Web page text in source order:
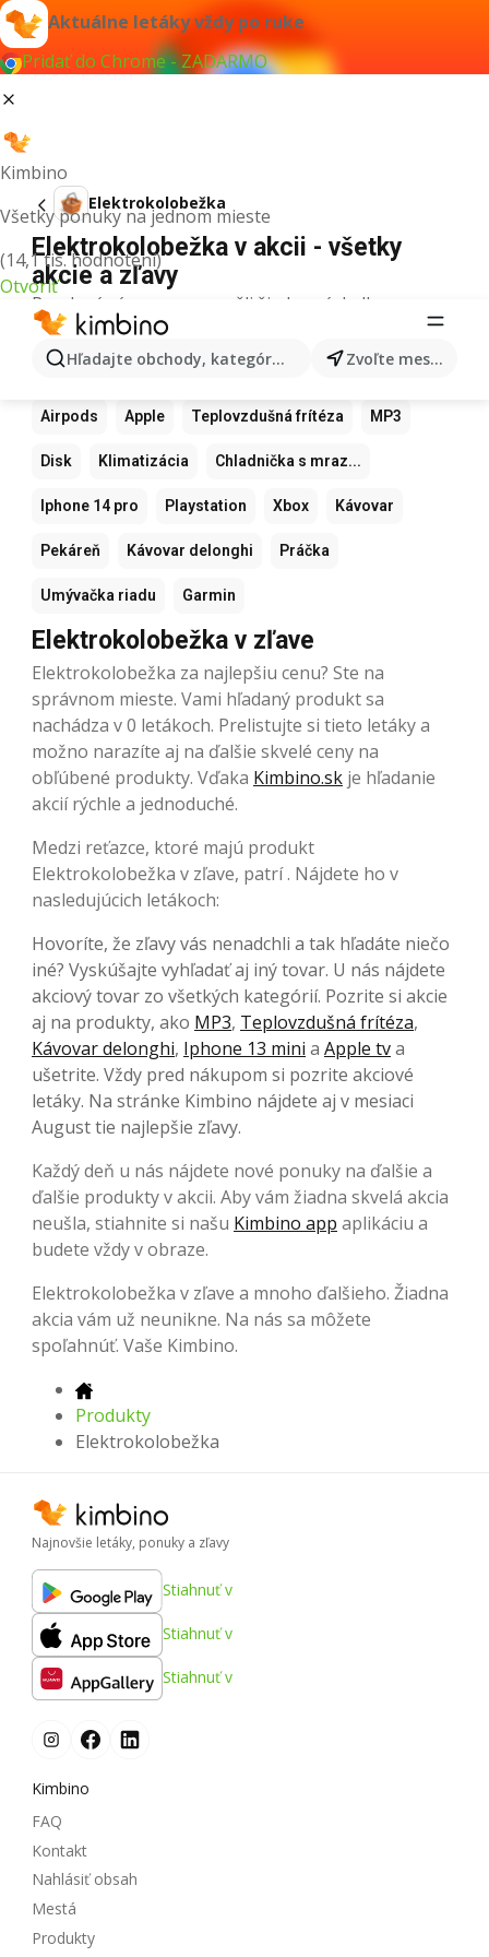
Aktuálne letáky vždy po ruke
Pridať do Chrome - ZADARMO
Kimbino
Všetky ponuky na jednom mieste
(14,1 tis. hodnotení)
Otvoriť
Hľadajte obchody, kategórie, produkty... Zvoľte mesto
Elektrokolobežka
Elektrokolobežka v akcii - všetky
akcie a zľavy
Pre daný výraz sme nenašli žiadne výsledky.
Ďalšie obľúbené produkty
Samsung Xiaomi Apple Watch
Airpods Apple Teplovzdušná frítéza MP3
Disk Klimatizácia Chladnička s mraz...
Iphone 14 pro Playstation Xbox Kávovar
Pekáreň Kávovar delonghi Práčka
Umývačka riadu Garmin
Elektrokolobežka v zľave
Elektrokolobežka za najlepšiu cenu? Ste na
správnom mieste. Vami hľadaný produkt sa
nachádza v 0 letákoch. Prelistujte si tieto letáky a
možno narazíte aj na ďalšie skvelé ceny na
obľúbené produkty. Vďaka Kimbino.sk je hľadanie
akcií rýchle a jednoduché.
Medzi reťazce, ktoré majú produkt
Elektrokolobežka v zľave, patrí . Nájdete ho v
nasledujúcich letákoch:
Hovoríte, že zľavy vás nenadchli a tak hľadáte niečo
iné? Vyskúšajte vyhľadať aj iný tovar. U nás nájdete
akciový tovar zo všetkých kategórií. Pozrite si akcie
aj na produkty, ako MP3, Teplovzdušná frítéza,
Kávovar delonghi, Iphone 13 mini a Apple tva
ušetrite. Vždy pred nákupom si pozrite akciové
letáky. Na stránke Kimbino nájdete aj v mesiaci
August tie najlepšie zľavy.
Každý deň u nás nájdete nové ponuky na ďalšie a
ďalšie produkty v akcii. Aby vám žiadna skvelá akcia
neušla, stiahnite si našu Kimbino app aplikáciu a
budete vždy v obraze.
Elektrokolobežka v zľave a mnoho ďalšieho. Žiadna
akcia vám už neunikne. Na nás sa môžete
spoľahnúť. Vaše Kimbino.
Produkty
Elektrokolobežka
Najnovšie letáky, ponuky a zľavy
Stiahnuť v
Stiahnuť v
Stiahnuť v
Kimbino
FAQ
Kontakt
Nahlásiť obsah
Mestá
Produkty